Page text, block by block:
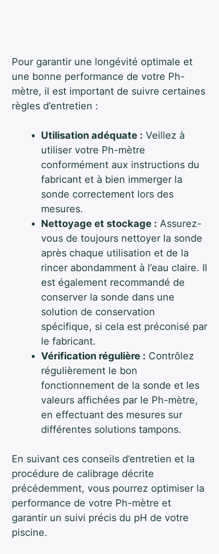
Pour garantir une longévité optimale et
une bonne performance de votre Ph-
mètre, il est important de suivre certaines
règles d’entretien :
Utilisation adéquate : Veillez à
utiliser votre Ph-mètre
conformément aux instructions du
fabricant et à bien immerger la
sonde correctement lors des
mesures.
Nettoyage et stockage : Assurez-
vous de toujours nettoyer la sonde
après chaque utilisation et de la
rincer abondamment à l’eau claire. Il
est également recommandé de
conserver la sonde dans une
solution de conservation
spécifique, si cela est préconisé par
le fabricant.
Vérification régulière : Contrôlez
régulièrement le bon
fonctionnement de la sonde et les
valeurs affichées par le Ph-mètre,
en effectuant des mesures sur
différentes solutions tampons.
En suivant ces conseils d’entretien et la
procédure de calibrage décrite
précédemment, vous pourrez optimiser la
performance de votre Ph-mètre et
garantir un suivi précis du pH de votre
piscine.